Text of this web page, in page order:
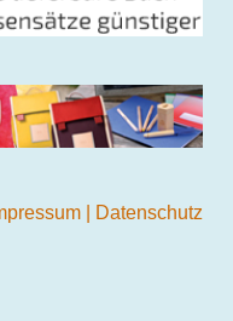
Datenschutz